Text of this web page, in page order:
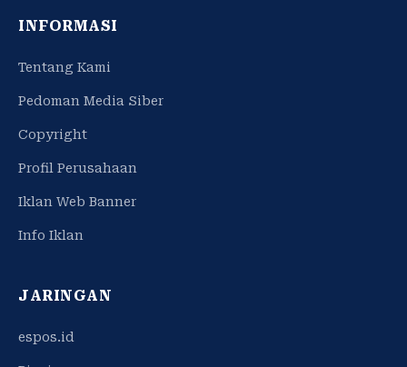
INFORMASI
Tentang Kami
Pedoman Media Siber
Copyright
Profil Perusahaan
Iklan Web Banner
Info Iklan
JARINGAN
espos.id